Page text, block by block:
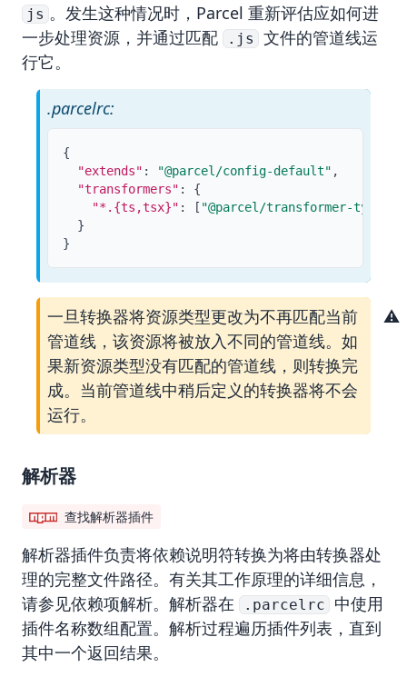
js 。发生这种情况时，Parcel 重新评估应如何进
一步处理资源，并通过匹配
.js
文件的管道线运
行它。
.parcelrc:
{
"extends" : "@parcel/config-default" ,
"transformers" :
{
"*.{ts,tsx}" : [ "@parcel/transformer-
}
}
一旦转换器将资源类型更改为不再匹配当前
管道线，该资源将被放入不同的管道线。如
果新资源类型没有匹配的管道线，则转换完
成。当前管道线中稍后定义的转换器将不会
运行。
解析器
查找解析器插件
解析器插件负责将依赖说明符转换为将由转换器处
理的完整文件路径。有关其工作原理的详细信息，
请参见依赖项解析。解析器在 .parcelrc
中使用
插件名称数组配置。解析过程遍历插件列表，直到
其中一个返回结果。